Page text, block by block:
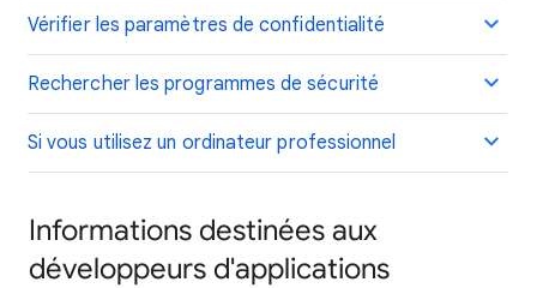
Vérifier les paramètres de confidentialité
Rechercher les programmes de sécurité
Si vous utilisez un ordinateur professionnel
Informations destinées aux
développeurs d'applications